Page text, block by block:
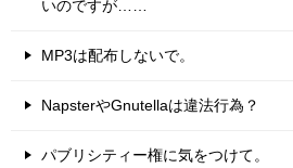
いのですが……
MP3は配布しないで。
NapsterやGnutellaは違法行為？
パブリシティー権に気をつけて。